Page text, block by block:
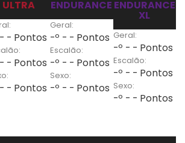
ULTRA
- Pontos
- Pontos
- Pontos
ENDURANCE
Geral:
-º - - Pontos
Escalão:
-º - - Pontos
Sexo:
-º - - Pontos
ENDURANCE
XL
Geral:
-º - - Pontos
Escalão:
-º - - Pontos
Sexo:
-º - - Pontos